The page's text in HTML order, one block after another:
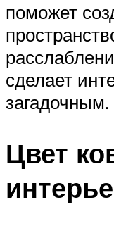
поможет
сделает
загадочным.
Цвет